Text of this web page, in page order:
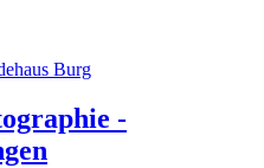
Burg
-